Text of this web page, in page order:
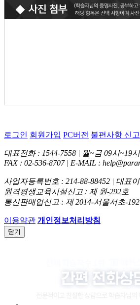
로그인 회원가입 PC버전 불편사항 신고
대표전화 : 1544-7558 | 월~금 09시~19시
FAX : 02-536-8707 | E-MAIL :
사업자등록번호 : 214-88-88452 | 대표
원격평생교육시설신고 : 제 원-292호
통신판매업신고 : 제 2014-서울서초-
이용약관 개인정보처리방침
닫기